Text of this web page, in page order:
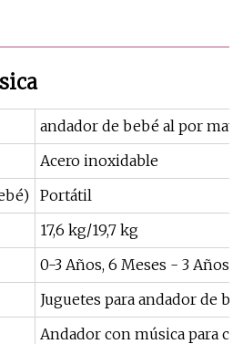
andador de bebé al por
Acero inoxidable
Portátil
17,6 kg/19,7 kg
0-3 Años, 6 Meses - 3 Años
Juguetes para andador de
Andador con música para